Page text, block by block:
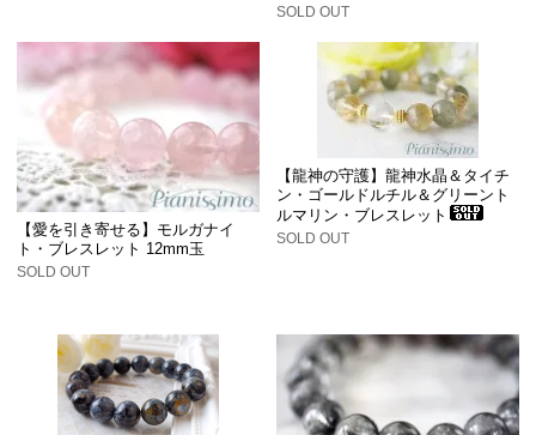
SOLD OUT
【愛を引き寄せる】モルガナイ
ト・ブレスレット 12mm玉
SOLD OUT
【龍神の守護】龍神水晶＆タイチ
ン・ゴールドルチル＆グリーント
ルマリン・ブレスレット
SOLD OUT